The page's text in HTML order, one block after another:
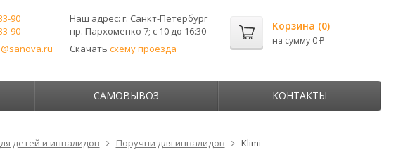
90
90
Наш адрес: г. Санкт-Петербург
пр. Пархоменко 7; с 10 до 16:30
Скачать схему проезда
Корзина (0)
на сумму 0 ₽
САМОВЫВОЗ КОНТАКТЫ
детей и инвалидов Поручни для инвалидов Klimi